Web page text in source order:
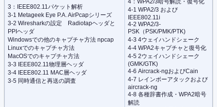
3：IEEE802.11パケット解析
3-1 Metageek Eye P.A. AirPcapシリーズ
3-2 Wiresharkの設定 Radiotapヘッダと
PPIヘッダ
Windowsでの他のキャプチャ方法 npcap
Linuxでのキャプチャ方法
MacOSでのキャプチャ方法
3-3 IEEE802.11物理層ヘッダ
3-4 IEEE802.11 MAC層ヘッダ
3-5 同時通信と再送の調査
4：WPA2/3暗号解読・復号化
4-1 WPA2/3 および
IEEE802.11i
4-2 WPA2/3-
PSK（PSK/PMK/PTK)
4-3 4ウェイハンドシェーク
4-4 WPA2キャプチャと復号化
4-5 2ウェイハンドシェーク
(GMK/GTK)
4-6 Aircrack-ngおよびCain
4-7 レインボーアタックおよび
aircrack-ng
4-8 各種辞書作成・WPA2暗号
解読